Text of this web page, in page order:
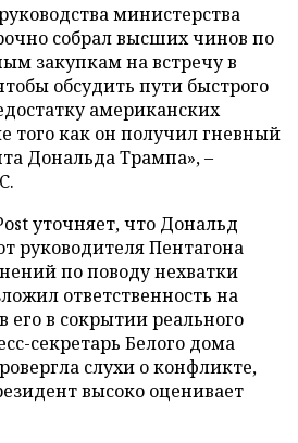
министерства
собрал высших чинов по
закупкам на встречу в
обсудить пути быстрого
американских
того как он получил гневный
Дональда Трампа», –
уточняет, что Дональд
руководителя Пентагона
по поводу нехватки
ответственность на
его в сокрытии реального
секретарь Белого дома
слухи о конфликте,
высоко оценивает